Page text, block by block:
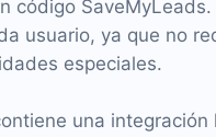
código
usuario, ya que no
especiales.
una integración